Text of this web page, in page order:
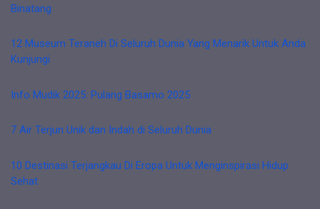
Binatang
12 Museum Teraneh Di Seluruh Dunia Yang Menarik Untuk Anda
Kunjungi
Info Mudik 2025: Pulang Basamo 2025
7 Air Terjun Unik dan Indah di Seluruh Dunia
10 Destinasi Terjangkau Di Eropa Untuk Menginspirasi Hidup
Sehat